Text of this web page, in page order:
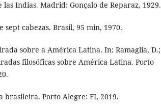
las Indias. Madrid: Gonçalo de Reparaz, 1929.
sept cabezas. Brasil, 95 min, 1970.
sobre a América Latina. In: Ramaglia, D.;
filosóficas sobre América Latina. Porto
brasileira. Porto Alegre: FI, 2019.